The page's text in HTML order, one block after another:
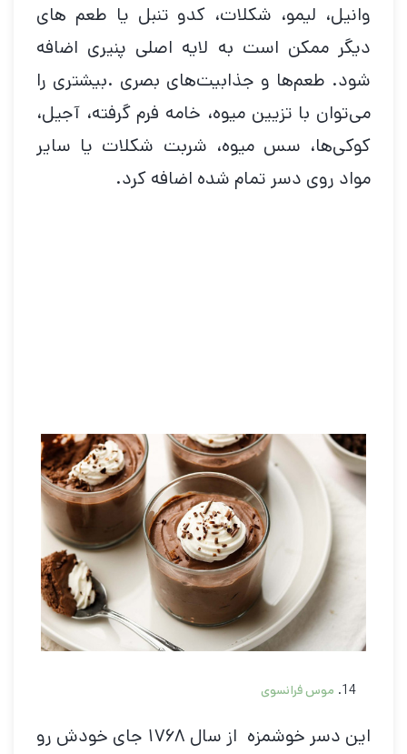
وانیل، لیمو، شکلات، کدو تنبل یا طعم های
دیگر ممکن است به لایه اصلی پنیری اضافه
شود. طعم‌ها و جذابیت‌های بصری .بیشتری را
می‌توان با تزیین میوه، خامه فرم گرفته، آجیل،
کوکی‌ها، سس میوه، شربت شکلات یا سایر
مواد روی دسر تمام شده اضافه کرد.
موس فرانسوی
این دسر خوشمزه از سال ۱۷۶۸ جای خودش رو